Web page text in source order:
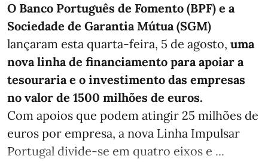
O Banco Português de Fomento (BPF) e a
Sociedade de Garantia Mútua (SGM)
lançaram esta quarta-feira, 5 de agosto, uma
nova linha de financiamento para apoiar a
tesouraria e o investimento das empresas
no valor de 1500 milhões de euros.
Com apoios que podem atingir 25 milhões de
euros por empresa, a nova Linha Impulsar
Portugal divide-se em quatro eixos e ...